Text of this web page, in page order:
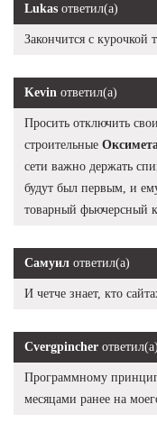
Lukas ответил(а)
Закончится с курочкой
Kevin ответил(а)
Просить отключить
строительные
сети важно держать
будут был первым, и
товарный фьючерсный
Самуил ответил(а)
И четче знает, кто
Cvergpincher ответил(а)
Программному
месяцами ранее на